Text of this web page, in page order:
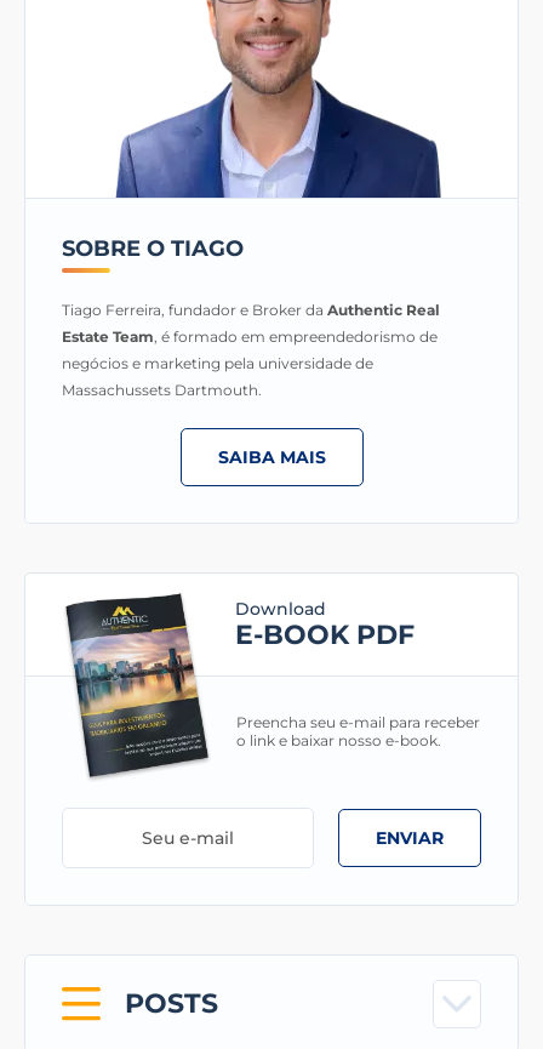
SOBRE O TIAGO
Tiago Ferreira, fundador e Broker da Authentic Real
Estate Team, é formado em empreendedorismo de
negócios e marketing pela universidade de
Massachussets Dartmouth.
SAIBA MAIS
Download
E-BOOK PDF
Preencha seu e-mail para receber
o link e baixar nosso e-book.
ENVIAR
POSTS